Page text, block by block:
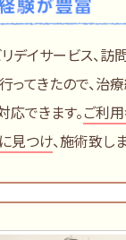
デイサービス、訪
ってきたので、治
できます。ご利
見つけ、施術致し